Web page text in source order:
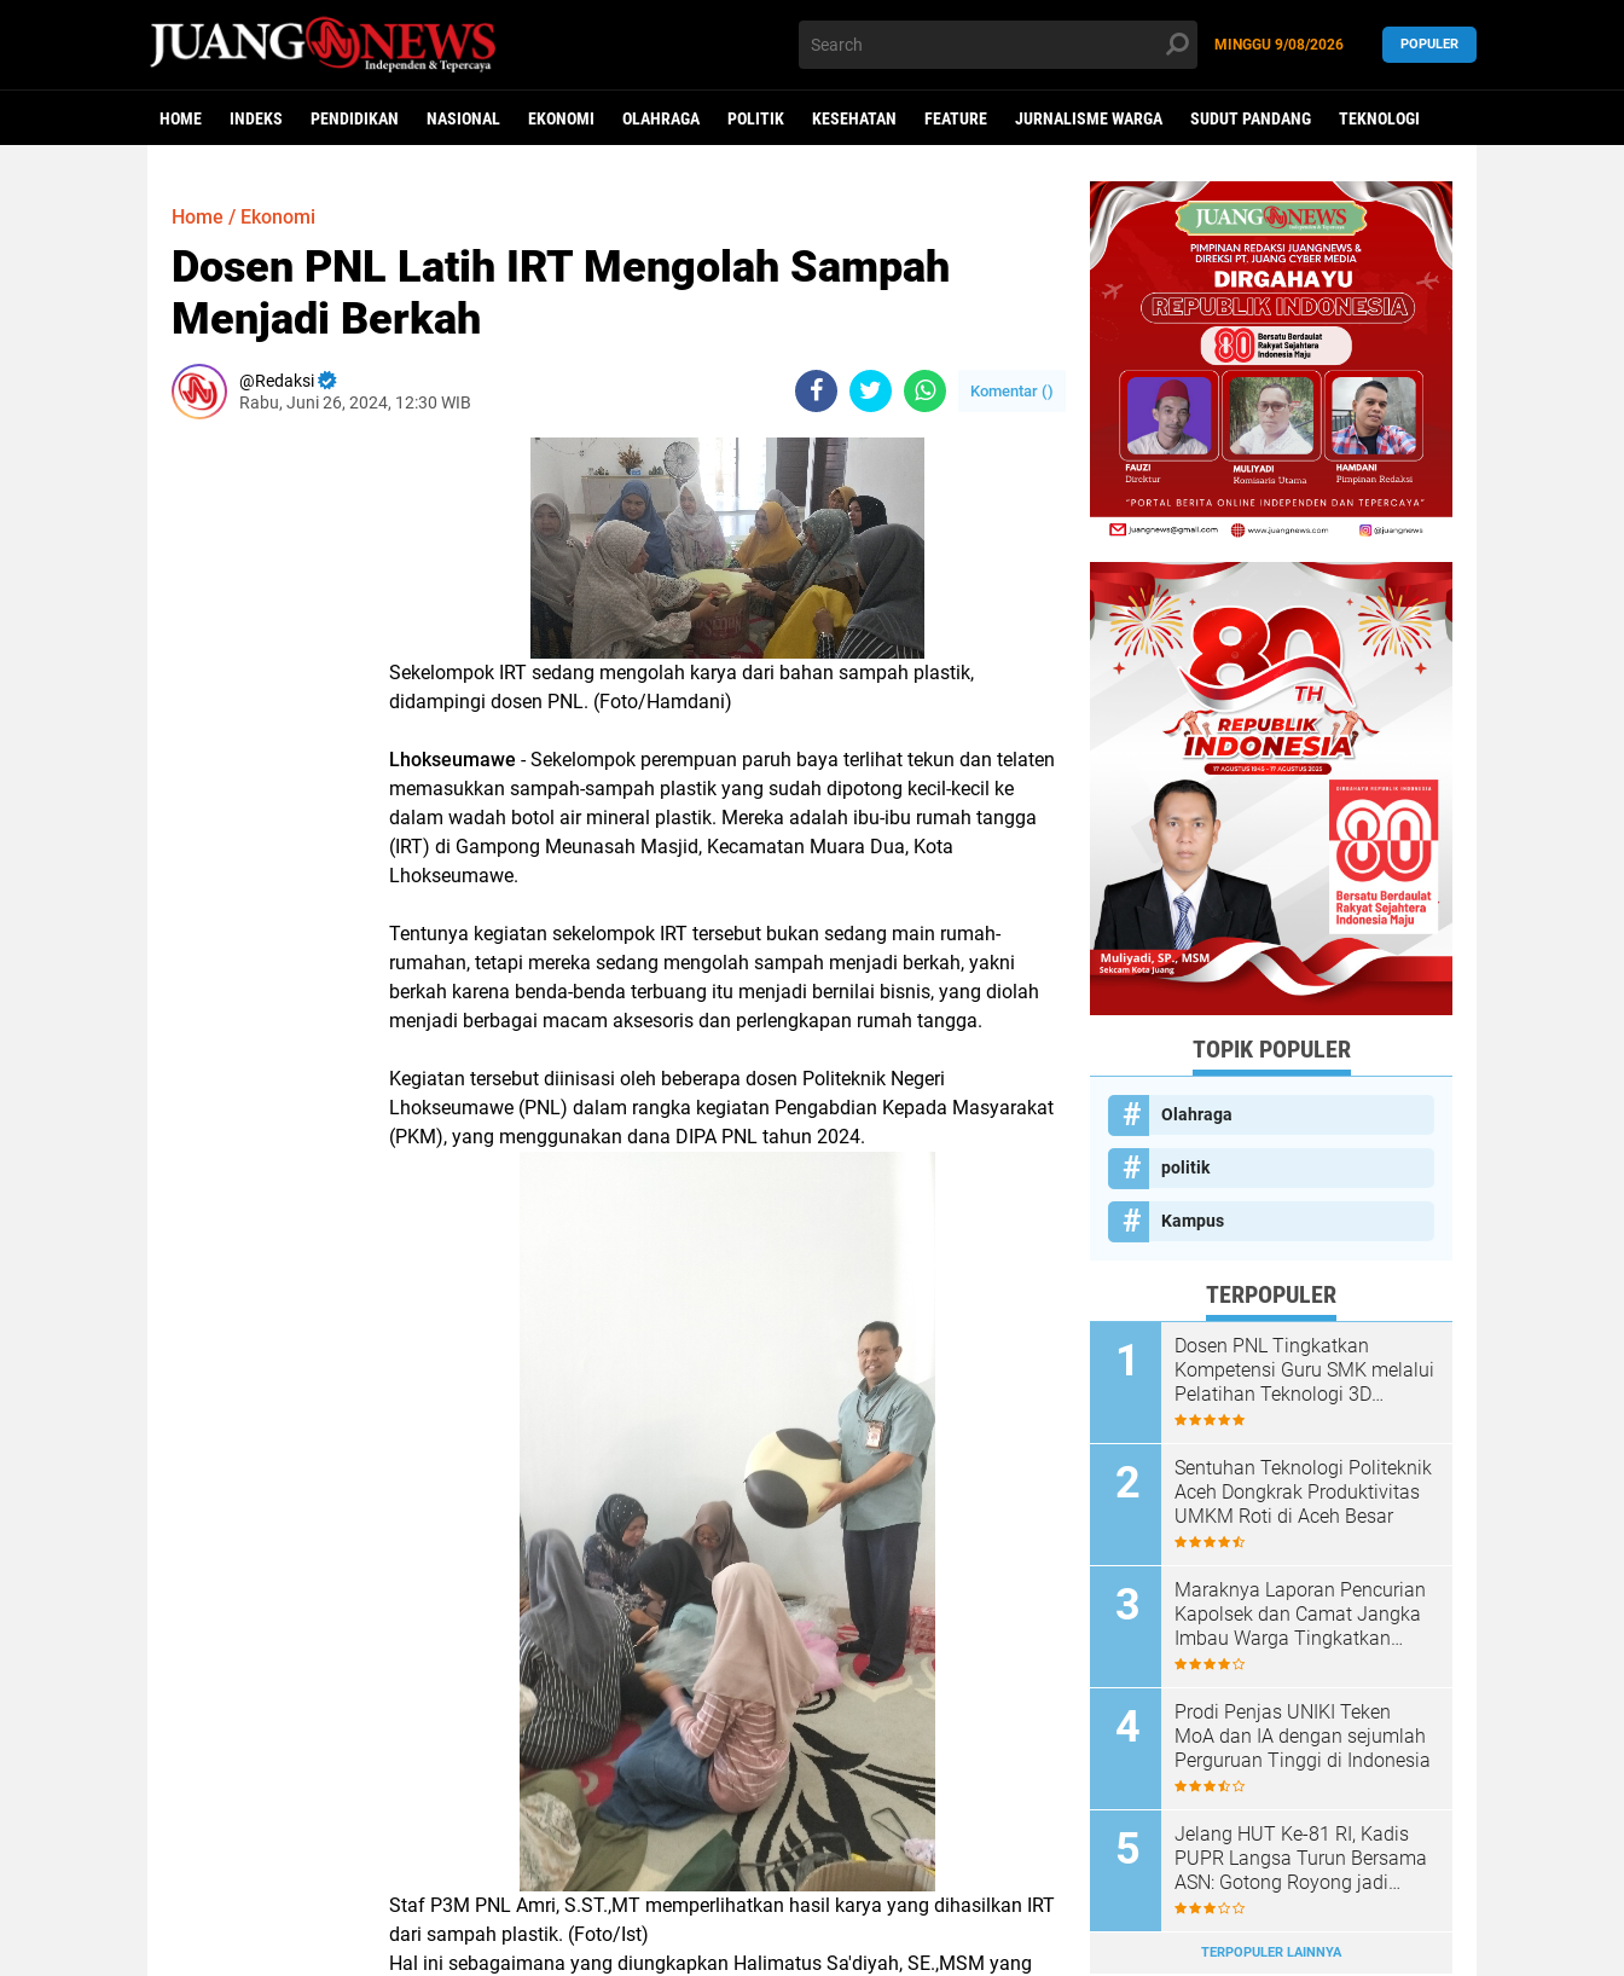
MINGGU 9/08/2026 POPULER
HOME INDEKS PENDIDIKAN NASIONAL EKONOMI OLAHRAGA POLITIK KESEHATAN FEATURE JURNALISME WARGA SUDUT PANDANG TEKNOLOGI
Home / Ekonomi
Dosen PNL Latih IRT Mengolah Sampah
Menjadi Berkah
Redaksi
Rabu, Juni 26, 2024, 12:30 WIB
Komentar ()
Sekelompok IRT sedang mengolah karya dari bahan sampah plastik,
didampingi dosen PNL. (Foto/Hamdani)
Lhokseumawe - Sekelompok perempuan paruh baya terlihat tekun dan telaten
memasukkan sampah-sampah plastik yang sudah dipotong kecil-kecil ke
dalam wadah botol air mineral plastik. Mereka adalah ibu-ibu rumah tangga
(IRT) di Gampong Meunasah Masjid, Kecamatan Muara Dua, Kota
Lhokseumawe.
Tentunya kegiatan sekelompok IRT tersebut bukan sedang main rumah-
rumahan, tetapi mereka sedang mengolah sampah menjadi berkah, yakni
berkah karena benda-benda terbuang itu menjadi bernilai bisnis, yang diolah
menjadi berbagai macam aksesoris dan perlengkapan rumah tangga.
Kegiatan tersebut diinisasi oleh beberapa dosen Politeknik Negeri
Lhokseumawe (PNL) dalam rangka kegiatan Pengabdian Kepada Masyarakat
(PKM), yang menggunakan dana DIPA PNL tahun 2024.
Staf P3M PNL Amri, S.ST.,MT memperlihatkan hasil karya yang dihasilkan IRT
dari sampah plastik. (Foto/Ist)
Hal ini sebagaimana yang diungkapkan Halimatus Sa'diyah, SE.,MSM yang
TOPIK POPULER
Olahraga
politik
Kampus
TERPOPULER
Dosen PNL Tingkatkan
Kompetensi Guru SMK melalui
Pelatihan Teknologi 3D
Printing
Sentuhan Teknologi Politeknik
Aceh Dongkrak Produktivitas
UMKM Roti di Aceh Besar
Maraknya Laporan Pencurian
Kapolsek dan Camat Jangka
Imbau Warga Tingkatkan
Kewaspadaan
Prodi Penjas UNIKI Teken
MoA dan IA dengan sejumlah
Perguruan Tinggi di Indonesia
Jelang HUT Ke-81 RI, Kadis
PUPR Langsa Turun Bersama
ASN: Gotong Royong jadi
Perekat Kebersamaan
TERPOPULER LAINNYA